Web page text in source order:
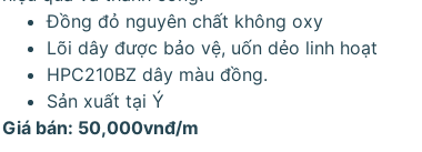
Đồng đỏ nguyên chất không oxy
Lõi dây được bảo vệ, uốn dẻo linh hoạt
HPC210BZ dây màu đồng.
Sản xuất tại Ý
Giá bán: 50,000vnđ/m